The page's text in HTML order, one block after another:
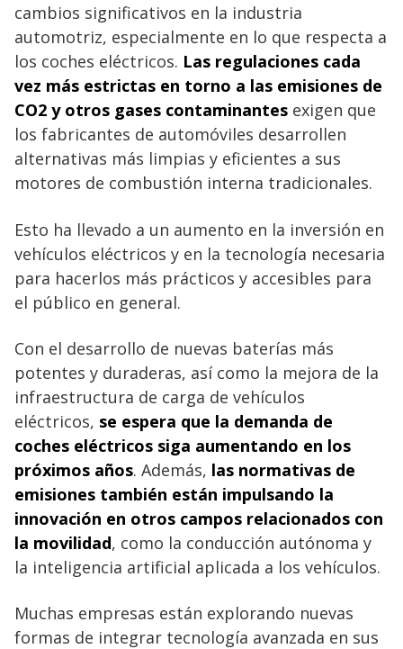
cambios significativos en la industria
automotriz, especialmente en lo que respecta a
los coches eléctricos. Las regulaciones cada
vez más estrictas en torno a las emisiones de
CO2 y otros gases contaminantes exigen que
los fabricantes de automóviles desarrollen
alternativas más limpias y eficientes a sus
motores de combustión interna tradicionales.
Esto ha llevado a un aumento en la inversión en
vehículos eléctricos y en la tecnología necesaria
para hacerlos más prácticos y accesibles para
el público en general.
Con el desarrollo de nuevas baterías más
potentes y duraderas, así como la mejora de la
infraestructura de carga de vehículos
eléctricos, se espera que la demanda de
coches eléctricos siga aumentando en los
próximos años. Además, las normativas de
emisiones también están impulsando la
innovación en otros campos relacionados con
la movilidad, como la conducción autónoma y
la inteligencia artificial aplicada a los vehículos.
Muchas empresas están explorando nuevas
formas de integrar tecnología avanzada en sus